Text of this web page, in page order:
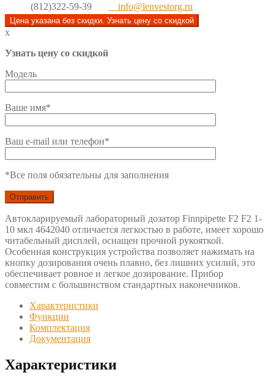
(812)322-59-39
info@lenvestorg.ru
Цена указана без скидки. Узнать цену со скидкой
x
Узнать цену со скидкой
Модель
Ваше имя*
Ваш e-mail или телефон*
*Все поля обязательны для заполнения
Автокларируемый лабораторный дозатор Finnpipette F2 F2 1-
10 мкл 4642040 отличается легкостью в работе, имеет хорошо
читабельный дисплей, оснащен прочной рукояткой.
Особенная конструкция устройства позволяет нажимать на
кнопку дозирования очень плавно, без лишних усилий, это
обеспечивает ровное и легкое дозирование. Прибор
совместим с большинством стандартных наконечников.
Характеристики
Функции
Комплектация
Документация
Характеристики